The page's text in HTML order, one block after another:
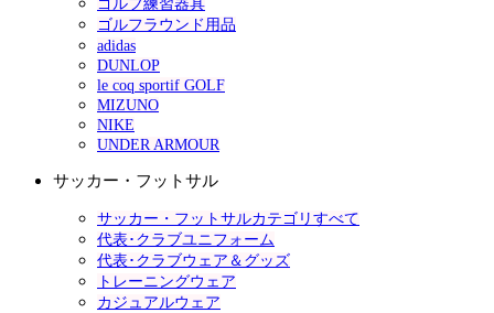
ゴルフ練習器具
ゴルフラウンド用品
adidas
DUNLOP
le coq sportif GOLF
MIZUNO
NIKE
UNDER ARMOUR
サッカー・フットサル
サッカー・フットサルカテゴリすべて
代表･クラブユニフォーム
代表･クラブウェア＆グッズ
トレーニングウェア
カジュアルウェア